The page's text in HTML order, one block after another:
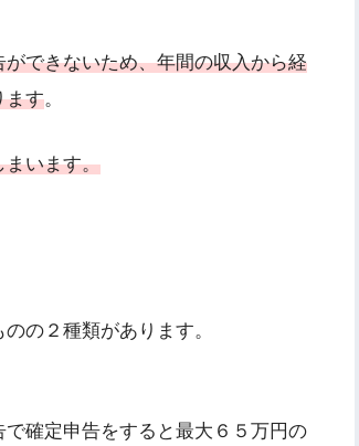
できないため、年間の収入から経
ます。
まいます。
の２種類があります。
確定申告をすると最大６５万円の